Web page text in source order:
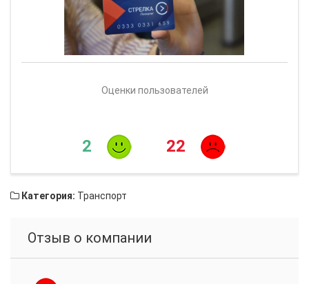
Оценки пользователей
2 22
Категория: Транспорт
Отзыв о компании